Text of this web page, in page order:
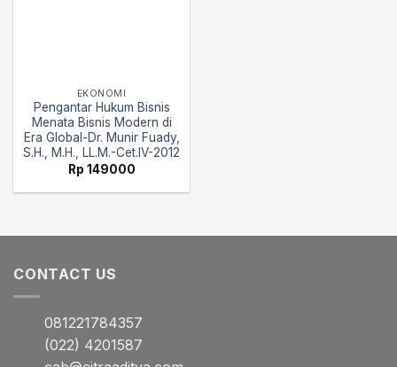
EKONOMI
Pengantar Hukum Bisnis
Menata Bisnis Modern di
Era Global-Dr. Munir Fuady,
S.H., M.H., LL.M.-Cet.IV-2012
Rp 149000
CONTACT US
081221784357
(022) 4201587